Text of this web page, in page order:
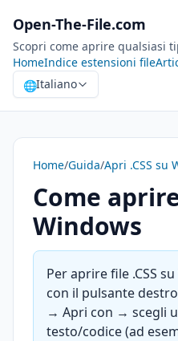
Open-The-File.com
Scopri come aprire qualsiasi
HomeIndice estensioni file
🌐Italiano
Home/Guida/Apri .CSS su
Come
Windows
Per aprire file .CSS
con il pulsante
→ Apri con → scegli
testo/codice (ad